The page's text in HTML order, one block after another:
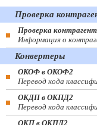
Проверка
Проверка
Информация о
Конвертеры
ОКОФ в ОКОФ2
Перевод кода
ОКДП в ОКПД2
Перевод кода
ОКП в ОКПД2